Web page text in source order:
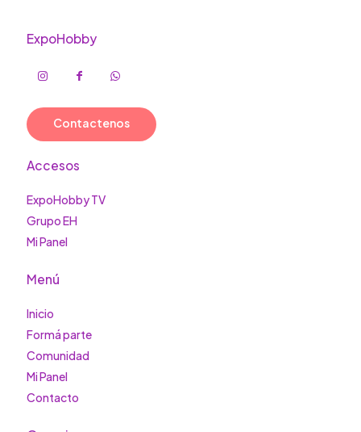
ExpoHobby
Contactenos
Accesos
ExpoHobby TV
Grupo EH
Mi Panel
Menú
Inicio
Formá parte
Comunidad
Mi Panel
Contacto